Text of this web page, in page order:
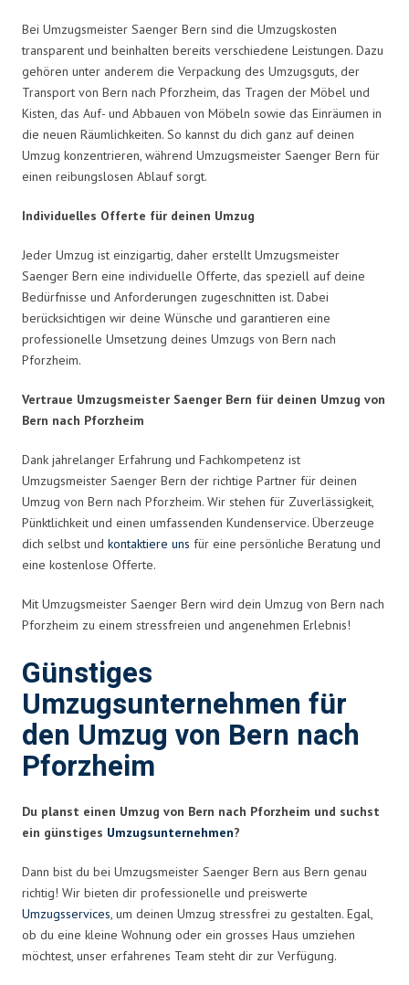
Bei Umzugsmeister Saenger Bern sind die Umzugskosten
transparent und beinhalten bereits verschiedene Leistungen. Dazu
gehören unter anderem die Verpackung des Umzugsguts, der
Transport von Bern nach Pforzheim, das Tragen der Möbel und
Kisten, das Auf- und Abbauen von Möbeln sowie das Einräumen in
die neuen Räumlichkeiten. So kannst du dich ganz auf deinen
Umzug konzentrieren, während Umzugsmeister Saenger Bern für
einen reibungslosen Ablauf sorgt.
Individuelles Offerte für deinen Umzug
Jeder Umzug ist einzigartig, daher erstellt Umzugsmeister
Saenger Bern eine individuelle Offerte, das speziell auf deine
Bedürfnisse und Anforderungen zugeschnitten ist. Dabei
berücksichtigen wir deine Wünsche und garantieren eine
professionelle Umsetzung deines Umzugs von Bern nach
Pforzheim.
Vertraue Umzugsmeister Saenger Bern für deinen Umzug von
Bern nach Pforzheim
Dank jahrelanger Erfahrung und Fachkompetenz ist
Umzugsmeister Saenger Bern der richtige Partner für deinen
Umzug von Bern nach Pforzheim. Wir stehen für Zuverlässigkeit,
Pünktlichkeit und einen umfassenden Kundenservice. Überzeuge
dich selbst und kontaktiere uns für eine persönliche Beratung und
eine kostenlose Offerte.
Mit Umzugsmeister Saenger Bern wird dein Umzug von Bern nach
Pforzheim zu einem stressfreien und angenehmen Erlebnis!
Günstiges
Umzugsunternehmen für
den Umzug von Bern nach
Pforzheim
Du planst einen Umzug von Bern nach Pforzheim und suchst
ein günstiges Umzugsunternehmen?
Dann bist du bei Umzugsmeister Saenger Bern aus Bern genau
richtig! Wir bieten dir professionelle und preiswerte
Umzugsservices, um deinen Umzug stressfrei zu gestalten. Egal,
ob du eine kleine Wohnung oder ein grosses Haus umziehen
möchtest, unser erfahrenes Team steht dir zur Verfügung.